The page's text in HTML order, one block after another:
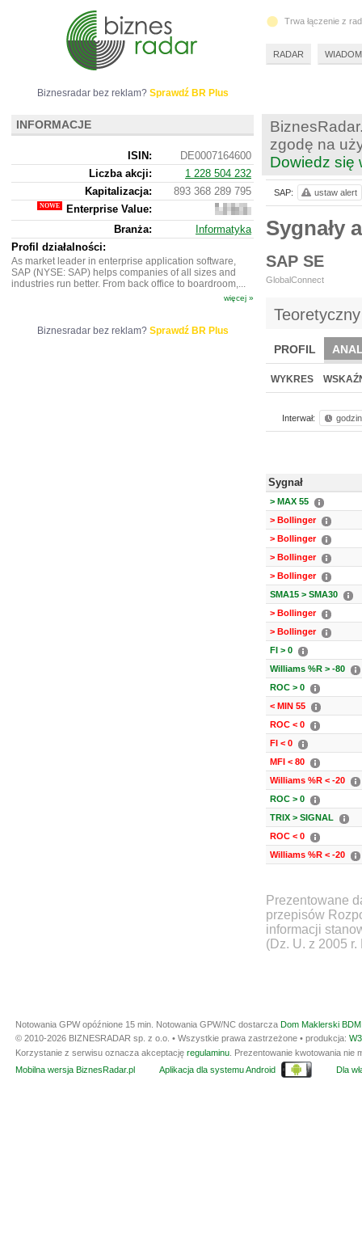
zgodę na
Dowiedz się
Sygnały
SAP SE
GlobalConnect
PROFIL
BR LAB
WYKRES
Interwał:
Sygnał
> MAX 55
> Bollinger
> Bollinger
> Bollinger
> Bollinger
SMA15 > SMA30
> Bollinger
> Bollinger
FI > 0
Williams %R > -80
ROC > 0
< MIN 55
ROC < 0
FI < 0
MFI < 80
Williams %R < -20
ROC > 0
TRIX > SIGNAL
ROC < 0
Williams %R < -20
Prezentowane
przepisów
informacji
(Dz. U. z 2005
SAP: ustaw alert
Biznesradar bez reklam? Sprawdź BR Plus
INFORMACJE
ISIN:
DE0007164600
Liczba akcji:
1 228 504 232
Kapitalizacja:
893 368 289 795
Enterprise Value:
885
707
421
Branża:
Informatyka
Profil działalności:
As market leader in enterprise application software,
SAP (NYSE: SAP) helps companies of all sizes and
industries run better. From back office to boardroom,...
więcej »
Biznesradar bez reklam? Sprawdź BR Plus
Trwa łączenie z
RADAR
Notowania GPW opóźnione 15 min. Notowania GPW/NC dostarcza Dom Maklerski
© 2010-2026 BIZNESRADAR sp. z o.o. • Wszystkie prawa zastrzeżone • produkcja:
Korzystanie z serwisu oznacza akceptację regulaminu . Prezentowanie kwotowania
Mobilna wersja BiznesRadar.pl
Aplikacja dla systemu Android Dla